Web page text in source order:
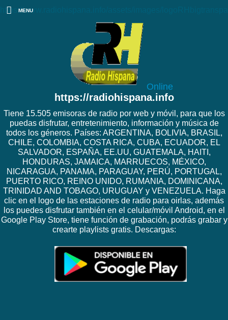
https://www.radiohispana.info/assets/images/
Online
https://radiohispana.info
Tiene 15.505 emisoras de radio por web y móvil, para que los
puedas disfrutar, entretenimiento, información y música de
todos los géneros. Países: ARGENTINA, BOLIVIA, BRASIL,
CHILE, COLOMBIA, COSTA RICA, CUBA, ECUADOR, EL
SALVADOR, ESPAÑA, EE.UU, GUATEMALA, HAITI,
HONDURAS, JAMAICA, MARRUECOS, MÉXICO,
NICARAGUA, PANAMA, PARAGUAY, PERÚ, PORTUGAL,
PUERTO RICO, REINO UNIDO, RUMANIA, DOMINICANA,
TRINIDAD AND TOBAGO, URUGUAY y VENEZUELA. Haga
clic en el logo de las estaciones de radio para oirlas, además
los puedes disfrutar también en el celular/móvil Android, en el
Google Play Store, tiene función de grabación, podrás grabar y
crearte playlists gratis. Descargas:
MENU